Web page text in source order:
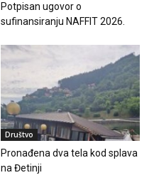
Potpisan ugovor o
sufinansiranju NAFFIT 2026.
Društvo
Pronađena dva tela kod splava
na Đetinji